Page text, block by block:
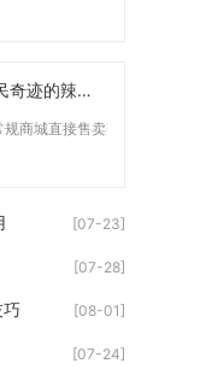
有没有人知道全民奇迹的辣条在哪里卖
商城直接售卖辣条道具，辣条
[07-23]
[07-28]
巧 [08-01]
[07-24]